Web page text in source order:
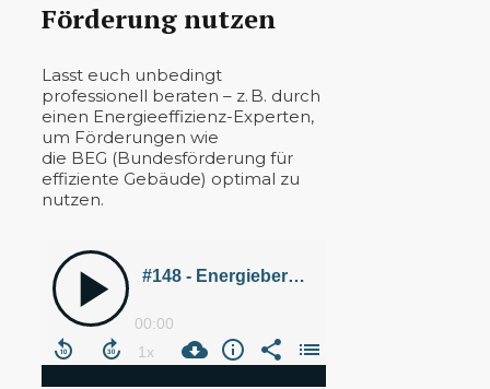
Förderung nutzen
Lasst euch unbedingt
professionell beraten – z. B. durch
einen Energieeffizienz-Experten,
um Förderungen wie
die BEG (Bundesförderung für
effiziente Gebäude) optimal zu
nutzen.